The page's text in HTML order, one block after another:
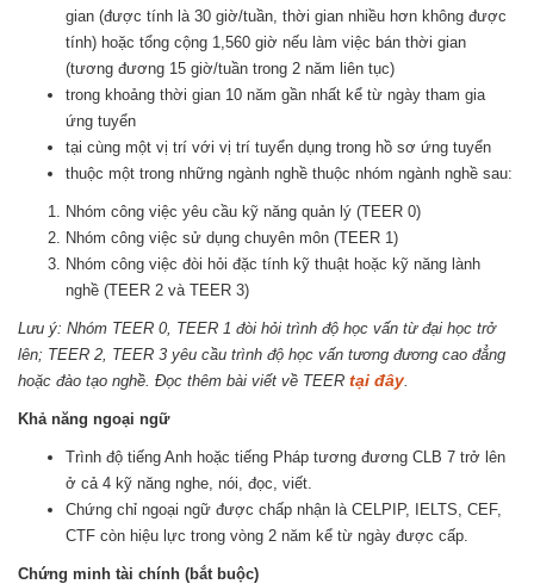
gian (được tính là 30 giờ/tuần, thời gian nhiều hơn không được
tính) hoặc tổng cộng 1,560 giờ nếu làm việc bán thời gian
(tương đương 15 giờ/tuần trong 2 năm liên tục)
trong khoảng thời gian 10 năm gần nhất kể từ ngày tham gia
ứng tuyển
tại cùng một vị trí với vị trí tuyển dụng trong hồ sơ ứng tuyển
thuộc một trong những ngành nghề thuộc nhóm ngành nghề sau:
Nhóm công việc yêu cầu kỹ năng quản lý (TEER 0)
Nhóm công việc sử dụng chuyên môn (TEER 1)
Nhóm công việc đòi hỏi đặc tính kỹ thuật hoặc kỹ năng lành
nghề (TEER 2 và TEER 3)
Lưu ý: Nhóm TEER 0, TEER 1 đòi hỏi trình độ học vấn từ đại học trở
lên; TEER 2, TEER 3 yêu cầu trình độ học vấn tương đương cao đẳng
hoặc đào tạo nghề. Đọc thêm bài viết về TEER tại đây.
Khả năng ngoại ngữ
Trình độ tiếng Anh hoặc tiếng Pháp tương đương CLB 7 trở lên
ở cả 4 kỹ năng nghe, nói, đọc, viết.
Chứng chỉ ngoại ngữ được chấp nhận là CELPIP, IELTS, CEF,
CTF còn hiệu lực trong vòng 2 năm kể từ ngày được cấp.
Chứng minh tài chính (bắt buộc)